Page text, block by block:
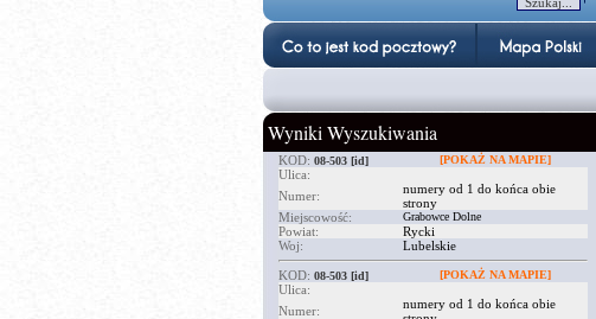
Wyniki Wyszukiwania
KOD: 08-503 [id] [POKAŻ NA MAPIE]
Ulica:
Numer:
numery od 1 do końca obie
strony
Miejscowość:
Grabowce Dolne
Powiat:
Rycki
Woj:
Lubelskie
KOD: 08-503 [id] [POKAŻ NA MAPIE]
Ulica:
Numer:
numery od 1 do końca obie